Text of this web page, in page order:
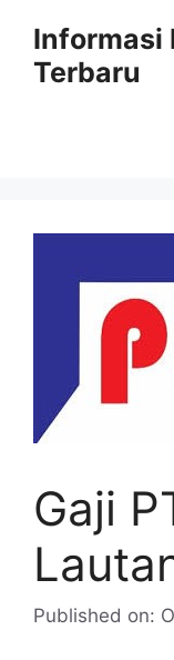
content
Informasi
Terbaru
Gaji
Published on: